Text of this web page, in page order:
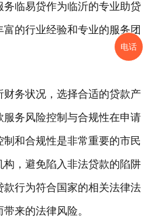
务临易贷作为临沂的专业助贷
的行业经验和专业的服务团
务状况，选择合适的贷款产
服务风险控制与合规性在申请
和合规性是非常重要的市民
构，避免陷入非法贷款的陷阱
款行为符合国家的相关法律法
来的法律风险。
电话